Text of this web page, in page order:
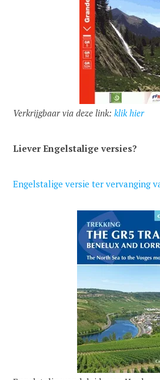
Verkrijgbaar via deze link:klik hier
Liever Engelstalige versies?
Engelstalige versie ter vervanging